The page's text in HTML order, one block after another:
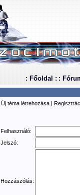
: Főoldal : :
Új téma létrehozása |
Felhasználó:
Jelszó:
Hozzászólás: